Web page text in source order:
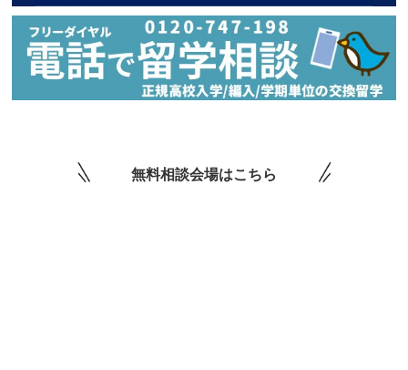
無料相談会場はこちら